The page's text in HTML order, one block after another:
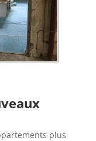
plus